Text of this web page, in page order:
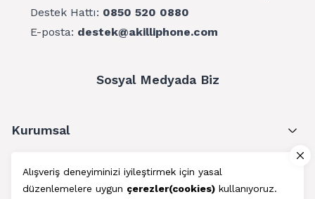
Alışveriş deneyiminizi iyileştirmek için yasal
düzenlemelere uygun çerezler(cookies) kullanıyoruz.
Destek Hattı: 0850 520 0880
E-posta: destek@akilliphone.com
Sosyal Medyada Biz
Kurumsal
Müşteri Hizmetleri